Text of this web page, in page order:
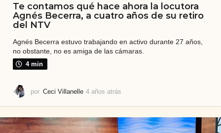
Te contamos qué hace ahora la locutora
Agnés Becerra, a cuatro años de su retiro
del NTV
Agnés Becerra estuvo trabajando en activo durante 27 años,
no obstante, no es amiga de las cámaras.
4 min
por Ceci Villanelle 4 años atrás
s
e